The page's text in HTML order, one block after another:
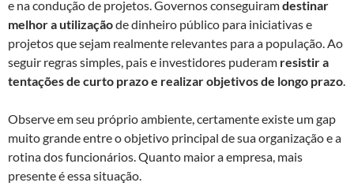
e na condução de projetos. Governos conseguiramdestinar
melhor a utilizaçãode dinheiro público para iniciativas e
projetos que sejam realmente relevantes para a população. Ao
seguir regras simples, pais e investidores puderam resistir a
tentações de curto prazo e realizar objetivos de longo prazo.
Observe em seu próprio ambiente, certamente existe um gap
muito grande entre o objetivo principal de sua organização e a
rotina dos funcionários. Quanto maior a empresa, mais
presente é essa situação.